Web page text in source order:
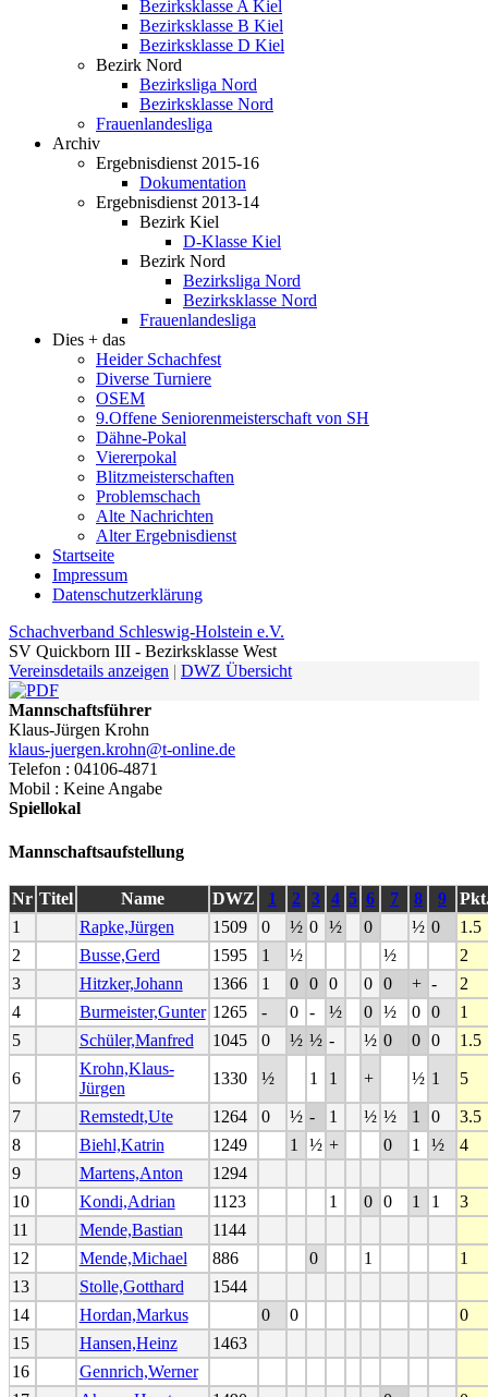
Bezirksklasse A Kiel
Bezirksklasse B Kiel
Bezirksklasse D Kiel
Bezirk Nord
Bezirksliga Nord
Bezirksklasse Nord
Frauenlandesliga
Archiv
Ergebnisdienst 2015-16
Dokumentation
Ergebnisdienst 2013-14
Bezirk Kiel
D-Klasse Kiel
Bezirk Nord
Bezirksliga Nord
Bezirksklasse Nord
Frauenlandesliga
Dies + das
Heider Schachfest
Diverse Turniere
OSEM
9.Offene Seniorenmeisterschaft von SH
Dähne-Pokal
Viererpokal
Blitzmeisterschaften
Problemschach
Alte Nachrichten
Alter Ergebnisdienst
Startseite
Impressum
Datenschutzerklärung
Schachverband Schleswig-Holstein e.V.
SV Quickborn III - Bezirksklasse West
Vereinsdetails anzeigen | DWZ Übersicht
Mannschaftsführer
Klaus-Jürgen Krohn
klaus-juergen.krohn@t-online.de
Telefon : 04106-4871
Mobil : Keine Angabe
Spiellokal
Mannschaftsaufstellung
Nr Titel Name DWZ 1 2 3 4 5 6 7 8 9
1
Rapke,Jürgen 1509 0 ½ 0 ½ 0 ½ 0
1.5
2
Busse,Gerd 1595 1 ½ ½
2
3
Hitzker,Johann 1366 1 0 0 0 0 0 + -
2
4
Burmeister,Gunter 1265 - 0 - ½ 0 ½ 0 0
1
5
Schüler,Manfred 1045 0 ½ ½ - ½ 0 0 0 1.5
6
Krohn,Klaus-
Jürgen
1330 ½ 1 1 + ½ 1 5
7 Remstedt,Ute 1264 0 ½ - 1 ½ ½ 1 0
3.5
8
Biehl,Katrin 1249 1 ½ + 0 1 ½
4
9
Martens,Anton
1294
10
Kondi,Adrian 1123 1 0 0 1 1
3
11
Mende,Bastian
1144
12
Mende,Michael 886 0 1
1
13
Stolle,Gotthard
1544
14
Hordan,Markus 0 0
0
15
Hansen,Heinz
1463
16
Gennrich,Werner